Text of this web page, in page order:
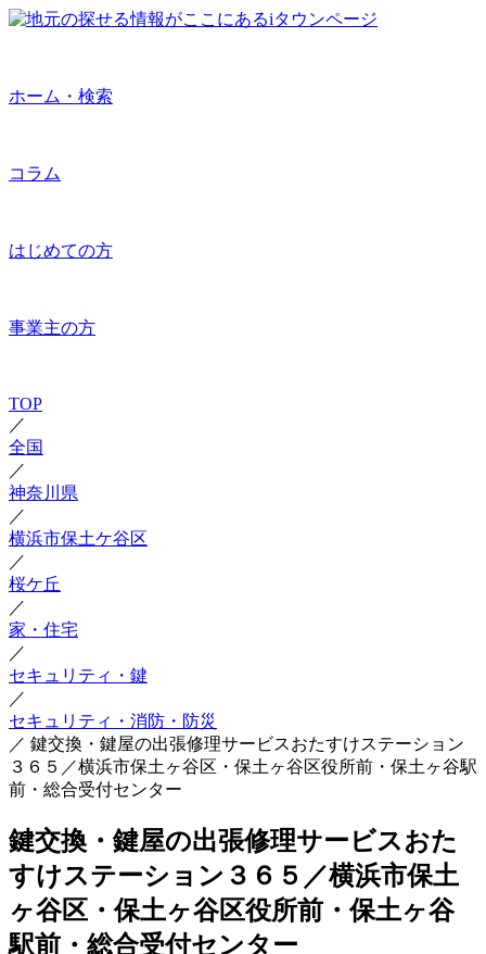
ホーム・検索
コラム
はじめての方
事業主の方
TOP
／
全国
／
神奈川県
／
横浜市保土ケ谷区
／
桜ケ丘
／
家・住宅
／
セキュリティ・鍵
／
セキュリティ・消防・防災
／ 鍵交換・鍵屋の出張修理サービスおたすけステーション
３６５／横浜市保土ヶ谷区・保土ヶ谷区役所前・保土ヶ谷駅
前・総合受付センター
鍵交換・鍵屋の出張修理サービスおた
すけステーション３６５／横浜市保土
ヶ谷区・保土ヶ谷区役所前・保土ヶ谷
駅前・総合受付センター